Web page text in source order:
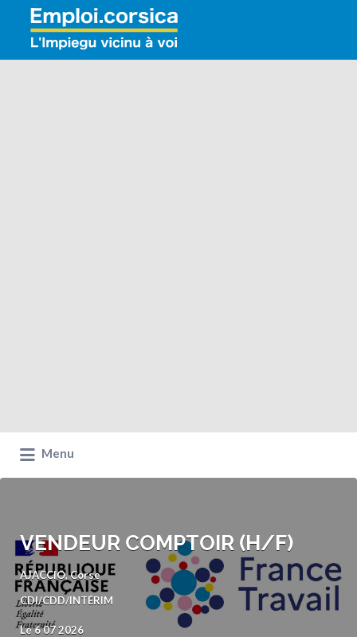
Rechercher:
Menu
VENDEUR COMPTOIR (H/F)
AJACCIO, Corse
CDI/CDD/INTÉRIM
Le 6 07 2026